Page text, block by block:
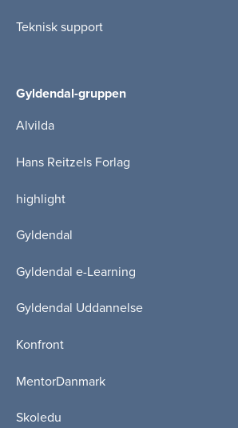
Teknisk support
Gyldendal-gruppen
Alvilda
Hans Reitzels Forlag
highlight
Gyldendal
Gyldendal e-Learning
Gyldendal Uddannelse
Konfront
MentorDanmark
Skoledu